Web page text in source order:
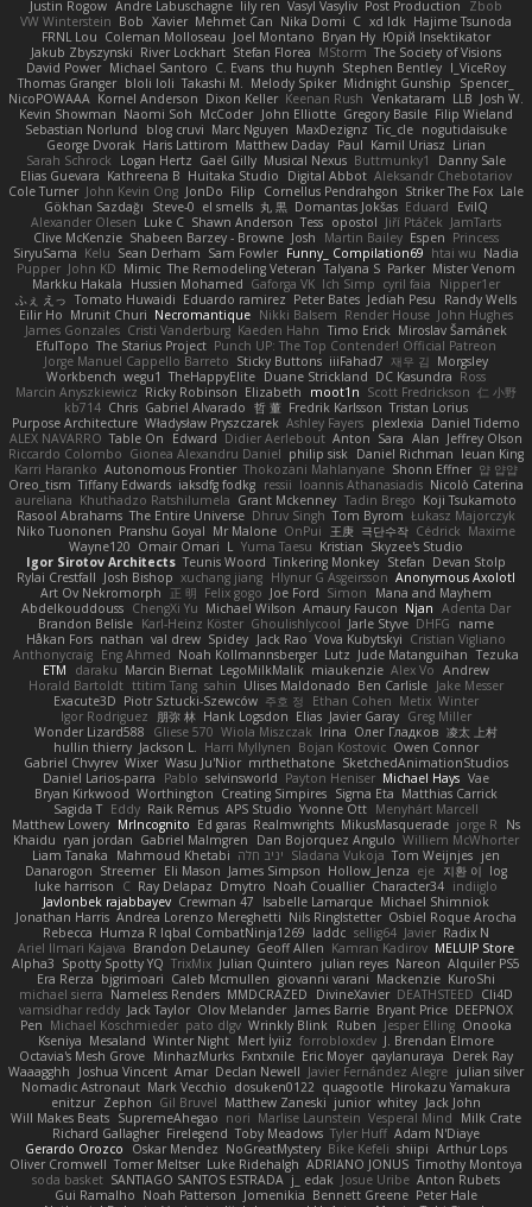
Justin Rogow Andre Labuschagne lily ren Vasyl Vasyliv Post Production
Zbob
VW Winterstein Bob Xavier Mehmet Can Nika Domi C xd Idk Hajime Tsunoda
FRNL Lou Coleman Molloseau Joel Montano Bryan Hy Юрій Insektikator
Jakub Zbyszynski River Lockhart Stefan Florea MStorm The Society of Visions
David Power Michael Santoro C. Evans thu huynh Stephen Bentley I_ViceRoy
Thomas Granger bloli loli Takashi M. Melody Spiker Midnight Gunship
Spencer_
NicoPOWAAA Kornel Anderson Dixon Keller Keenan Rush Venkataram LLB Josh W.
Kevin Showman Naomi Soh McCoder John Elliotte Gregory Basile Filip Wieland
Sebastian Norlund
blog cruvi Marc Nguyen MaxDezignz Tic_cle nogutidaisuke
George Dvorak Haris Lattirom Matthew Daday Paul Kamil Uriasz Lirian
Sarah Schrock
Logan Hertz Gaël Gilly Musical Nexus Buttmunky1
Danny Sale
Elias Guevara Kathreena B Huitaka Studio Digital Abbot Aleksandr Chebotariov
Cole Turner John Kevin Ong JonDo Filip Cornellus Pendrahgon Striker The Fox Lale
Gökhan Sazdağı
Steve-0 el smells 丸 黒 Domantas Jokšas Eduard
EvilQ
Alexander Olesen Luke C Shawn Anderson Tess opostol Jiří Ptáček JamTarts
Clive McKenzie Shabeen Barzey - Browne Josh Martin Bailey Espen Princess
SiryuSama Kelu Sean Derham Sam Fowler Funny_ Compilation69 htai wu Nadia
Pupper John KD Mimic The Remodeling Veteran Talyana S Parker Mister Venom
Markku Hakala
Hussien Mohamed Gaforga VK Ich Simp cyril faia
Nipper1er
ふぇ えっ Tomato Huwaidi Eduardo ramirez Peter Bates Jediah Pesu
Randy Wells
Eilir Ho Mrunit Churi Necromantique Nikki Balsem Render House John Hughes
James Gonzales Cristi Vanderburg Kaeden Hahn Timo Erick Miroslav Šamánek
EfulTopo The Starius Project Punch UP: The Top Contender! Official Patreon
Jorge Manuel Cappello Barreto Sticky Buttons iiiFahad7 재우 김 Morgsley
Workbench wegu1 TheHappyElite Duane Strickland DC Kasundra Ross
Marcin Anyszkiewicz Ricky Robinson Elizabeth moot1n Scott Fredrickson 仁 小野
kb714 Chris Gabriel Alvarado 哲 董 Fredrik Karlsson Tristan Lorius
Purpose Architecture Władysław Pryszczarek Ashley Fayers plexlexia Daniel Tidemo
ALEX NAVARRO Table On Edward Didier Aerlebout Anton Sara Alan Jeffrey Olson
Riccardo Colombo Gionea Alexandru Daniel philip sisk Daniel Richman Ieuan King
Karri Haranko Autonomous Frontier Thokozani Mahlanyane Shonn Effner 얍 얍얍
Oreo_tism Tiffany Edwards iaksdfg fodkg ressii Ioannis Athanasiadis Nicolò Caterina
aureliana Khuthadzo Ratshilumela Grant Mckenney Tadin Brego Koji Tsukamoto
Rasool Abrahams The Entire Universe Dhruv Singh Tom Byrom Łukasz Majorczyk
Niko Tuononen Pranshu Goyal Mr Malone OnPui 王庚 극단수작 Cédrick Maxime
Wayne120 Omair Omari L Yuma Taesu Kristian Skyzee's Studio
Igor Sirotov Architects Teunis Woord Tinkering Monkey Stefan Devan Stolp
Rylai Crestfall Josh Bishop xuchang jiang Hlynur G Asgeirsson Anonymous Axolotl
Art Ov Nekromorph
正 明 Felix gogo Joe Ford Simon
Mana and Mayhem
Abdelkouddouss ChengXi Yu Michael Wilson Amaury Faucon Njan Adenta Dar
Brandon Belisle Karl-Heinz Köster Ghoulishlycool Jarle Styve DHFG
name
Håkan Fors nathan val drew Spidey Jack Rao Vova Kubytskyi Cristian Vigliano
Anthonycraig Eng Ahmed Noah Kollmannsberger Lutz Jude Matanguihan Tezuka
ETM
daraku Marcin Biernat LegoMilkMalik miaukenzie Alex Vo Andrew
Horald Bartoldt ttitim Tang sahin Ulises Maldonado Ben Carlisle Jake Messer
Exacute3D Piotr Sztucki-Szewców 주호 정 Ethan Cohen Metix Winter
Igor Rodriguez
朋弥 林 Hank Logsdon Elias Javier Garay Greg Miller
Wonder Lizard588
Gliese 570 Wiola Miszczak Irina Олег Гладков 凌太 上村
hullin thierry Jackson L. Harri Myllynen Bojan Kostovic Owen Connor
Gabriel Chvyrev Wixer Wasu Ju'Nior mrthethatone SketchedAnimationStudios
Daniel Larios-parra
Pablo selvinsworld Payton Heniser Michael Hays Vae
Bryan Kirkwood Worthington Creating Simpires Sigma Eta Matthias Carrick
Sagida T Eddy Raik Remus APS Studio Yvonne Ott Menyhárt Marcell
Matthew Lowery MrIncognito Ed garas Realmwrights MikusMasquerade jorge R
Ns
Khaidu ryan jordan Gabriel Malmgren Dan Bojorquez Angulo Williem McWhorter
Liam Tanaka
Mahmoud Khetabi יניב חלה Sladana Vukoja Tom Weijnjes jen
Danarogon Streemer Eli Mason James Simpson Hollow_Jenza eje 지환 이 log
luke harrison
C Ray Delapaz Dmytro Noah Couallier Character34 indiiglo
Javlonbek rajabbayev Crewman 47 Isabelle Lamarque Michael Shimniok
Jonathan Harris Andrea Lorenzo Mereghetti Nils Ringlstetter Osbiel Roque Arocha
Rebecca Humza R Iqbal CombatNinja1269 laddc sellig64 Javier Radix N
Ariel Ilmari Kajava Brandon DeLauney Geoff Allen Kamran Kadirov MELUIP Store
Alpha3 Spotty Spotty YQ TrixMix Julian Quintero julian reyes Nareon Alquiler PS5
Era Rerza bjgrimoari Caleb Mcmullen giovanni varani Mackenzie KuroShi
michael sierra Nameless Renders MMDCRAZED DivineXavier DEATHSTEED Cli4D
vamsidhar reddy Jack Taylor Olov Melander James Barrie Bryant Price DEEPNOX
Pen Michael Koschmieder pato dlgv Wrinkly Blink Ruben Jesper Elling Onooka
Kseniya Mesaland Winter Night Mert İyiiz forrobloxdev J. Brendan Elmore
Octavia's Mesh Grove MinhazMurks Fxntxnile Eric Moyer qaylanuraya
Derek Ray
Waaagghh
Joshua Vincent Amar Declan Newell Javier Fernández Alegre julian silver
Nomadic Astronaut Mark Vecchio dosuken0122 quagootle Hirokazu Yamakura
enitzur Zephon Gil Bruvel Matthew Zaneski junior whitey Jack John
Will Makes Beats SupremeAhegao nori Marlise Launstein Vesperal Mind
Milk Crate
Richard Gallagher Firelegend Toby Meadows Tyler Huff Adam N'Diaye
Gerardo Orozco
Oskar Mendez NoGreatMystery Bike Kefeli shiipi Arthur Lops
Oliver Cromwell Tomer Meltser Luke Ridehalgh ADRIANO JONUS Timothy Montoya
soda basket SANTIAGO SANTOS ESTRADA j_ edak Josue Uribe Anton Rubets
Gui Ramalho Noah Patterson Jomenikia Bennett Greene Peter Hale